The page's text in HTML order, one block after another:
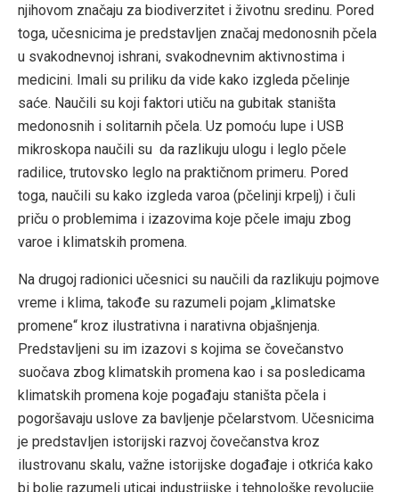
njihovom značaju za biodiverzitet i životnu sredinu. Pored
toga, učesnicima je predstavljen značaj medonosnih pčela
u svakodnevnoj ishrani, svakodnevnim aktivnostima i
medicini. Imali su priliku da vide kako izgleda pčelinje
saće. Naučili su koji faktori utiču na gubitak staništa
medonosnih i solitarnih pčela. Uz pomoću lupe i USB
mikroskopa naučili su da razlikuju ulogu i leglo pčele
radilice, trutovsko leglo na praktičnom primeru. Pored
toga, naučili su kako izgleda varoa (pčelinji krpelj) i čuli
priču o problemima i izazovima koje pčele imaju zbog
varoe i klimatskih promena.
Na drugoj radionici učesnici su naučili da razlikuju pojmove
vreme i klima, takođe su razumeli pojam „klimatske
promene“ kroz ilustrativna i narativna objašnjenja.
Predstavljeni su im izazovi s kojima se čovečanstvo
suočava zbog klimatskih promena kao i sa posledicama
klimatskih promena koje pogađaju staništa pčela i
pogoršavaju uslove za bavljenje pčelarstvom. Učesnicima
je predstavljen istorijski razvoj čovečanstva kroz
ilustrovanu skalu, važne istorijske događaje i otkrića kako
bi bolje razumeli uticaj industrijske i tehnološke revolucije